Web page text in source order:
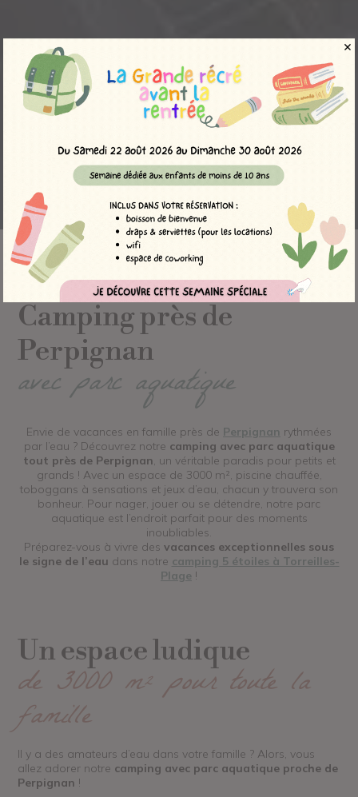
Camping Torreilles Parc aquatique à Perpignan
Camping près de
Perpignan
avec parc aquatique
Envie de vacances en famille près de Perpignan rythmées
par l’eau ? Découvrez notre camping avec parc aquatique
tout près de Perpignan, un véritable paradis pour petits et
grands ! Avec un espace de 3000 m², piscine chauffée,
toboggans à sensations et jeux d’eau, chacun y trouvera son
bonheur. Pour nager, jouer ou se détendre, notre parc
aquatique est l’endroit parfait pour des moments
inoubliables.
Préparez-vous à vivre des vacances exceptionnelles sous
le signe de l’eau dans notre camping 5 étoiles à Torreilles-
Plage !
Un espace ludique
de 3000 m² pour toute la
famille
Il y a des amateurs d’eau dans votre famille ? Alors, vous
allez adorer notre camping avec parc aquatique proche de
Perpignan !